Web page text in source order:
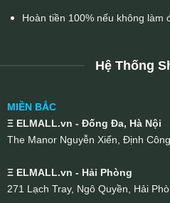
Hoàn tiền 100% nếu không làm
Hệ Thống
MIỀN BẮC
Ξ ELMALL.vn - Đống Đa, Hà Nội
The Manor Nguyễn Xiển, Định Công
Ξ ELMALL.vn - Hải Phòng
271 Lạch Tray, Ngô Quyền, Hải